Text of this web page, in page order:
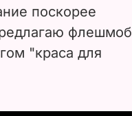
поскорее
флешмоб
"краса для